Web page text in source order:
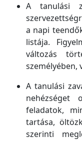
A tanulási
a napi
listája.
változás
személyében,
A tanulási
nehézséget
feladatok,
tartása,
szerinti